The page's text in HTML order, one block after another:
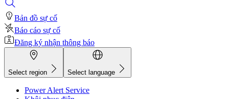
Bản đồ sự cố
Báo cáo sự cố
Đăng ký nhận thông báo
Select region Select language
Power Alert Service